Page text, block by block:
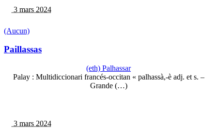
3 mars 2024
(Aucun)
Paillassas
(eth) Palhassar
Palay : Multidiccionari francés-occitan « palhassà,-è adj. et s. –
Grande (…)
3 mars 2024